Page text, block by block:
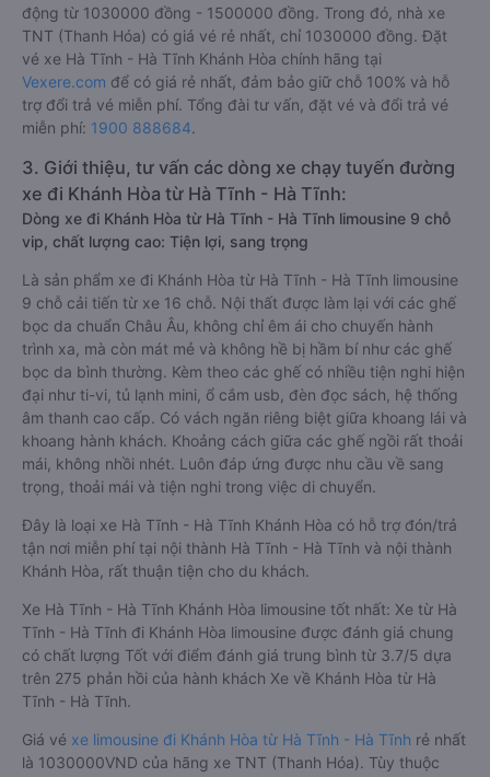
động từ 1030000 đồng - 1500000 đồng. Trong đó, nhà xe
TNT (Thanh Hóa) có giá vé rẻ nhất, chỉ 1030000 đồng. Đặt
vé xe Hà Tĩnh - Hà Tĩnh Khánh Hòa chính hãng tại
Vexere.com để có giá rẻ nhất, đảm bảo giữ chỗ 100% và hỗ
trợ đổi trả vé miễn phí. Tổng đài tư vấn, đặt vé và đổi trả vé
miễn phí: 1900 888684.
3. Giới thiệu, tư vấn các dòng xe chạy tuyến đường
xe đi Khánh Hòa từ Hà Tĩnh - Hà Tĩnh:
Dòng xe đi Khánh Hòa từ Hà Tĩnh - Hà Tĩnh limousine 9 chỗ
vip, chất lượng cao: Tiện lợi, sang trọng
Là sản phẩm xe đi Khánh Hòa từ Hà Tĩnh - Hà Tĩnh limousine
9 chỗ cải tiến từ xe 16 chỗ. Nội thất được làm lại với các ghế
bọc da chuẩn Châu Âu, không chỉ êm ái cho chuyến hành
trình xa, mà còn mát mẻ và không hề bị hầm bí như các ghế
bọc da bình thường. Kèm theo các ghế có nhiều tiện nghi hiện
đại như ti-vi, tủ lạnh mini, ổ cắm usb, đèn đọc sách, hệ thống
âm thanh cao cấp. Có vách ngăn riêng biệt giữa khoang lái và
khoang hành khách. Khoảng cách giữa các ghế ngồi rất thoải
mái, không nhồi nhét. Luôn đáp ứng được nhu cầu về sang
trọng, thoải mái và tiện nghi trong việc di chuyển.
Đây là loại xe Hà Tĩnh - Hà Tĩnh Khánh Hòa có hỗ trợ đón/trả
tận nơi miễn phí tại nội thành Hà Tĩnh - Hà Tĩnh và nội thành
Khánh Hòa, rất thuận tiện cho du khách.
Xe Hà Tĩnh - Hà Tĩnh Khánh Hòa limousine tốt nhất: Xe từ Hà
Tĩnh - Hà Tĩnh đi Khánh Hòa limousine được đánh giá chung
có chất lượng Tốt với điểm đánh giá trung bình từ 3.7/5 dựa
trên 275 phản hồi của hành khách Xe về Khánh Hòa từ Hà
Tĩnh - Hà Tĩnh.
Giá vé xe limousine đi Khánh Hòa từ Hà Tĩnh - Hà Tĩnh rẻ nhất
là 1030000VND của hãng xe TNT (Thanh Hóa). Tùy thuộc